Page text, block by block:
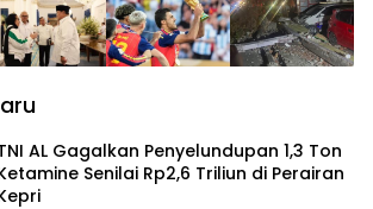
AL Gagalkan Penyelundupan 1,3 Ton
Senilai Rp2,6 Triliun di Perairan